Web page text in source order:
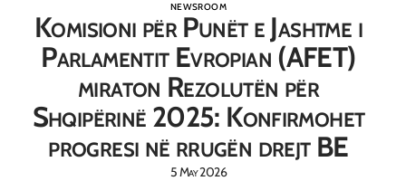
NEWSROOM
Komisioni për Punët e Jashtme i
Parlamentit Evropian (AFET)
miraton Rezolutën për
Shqipërinë 2025: Konfirmohet
progresi në rrugën drejt BE
5 May 2026